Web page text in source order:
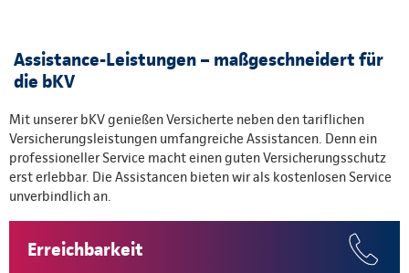
Assistance-Leistungen – maßgeschneidert für
die bKV
Mit unserer bKV genießen Versicherte neben den tariflichen
Versicherungsleistungen umfangreiche Assistancen. Denn ein
professioneller Service macht einen guten Versicherungsschutz
erst erlebbar. Die Assistancen bieten wir als kostenlosen Service
unverbindlich an.
Erreichbarkeit